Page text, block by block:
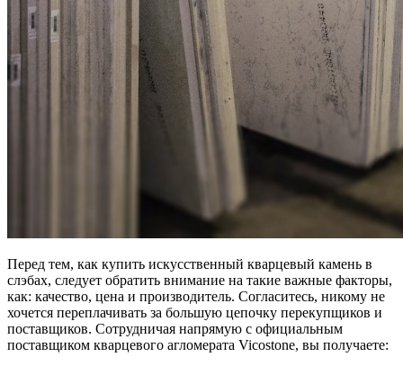
Перед тем, как купить искусственный кварцевый камень в
слэбах, следует обратить внимание на такие важные факторы,
как: качество, цена и производитель. Согласитесь, никому не
хочется переплачивать за большую цепочку перекупщиков и
поставщиков. Сотрудничая напрямую с официальным
поставщиком кварцевого агломерата Vicostone, вы получаете: